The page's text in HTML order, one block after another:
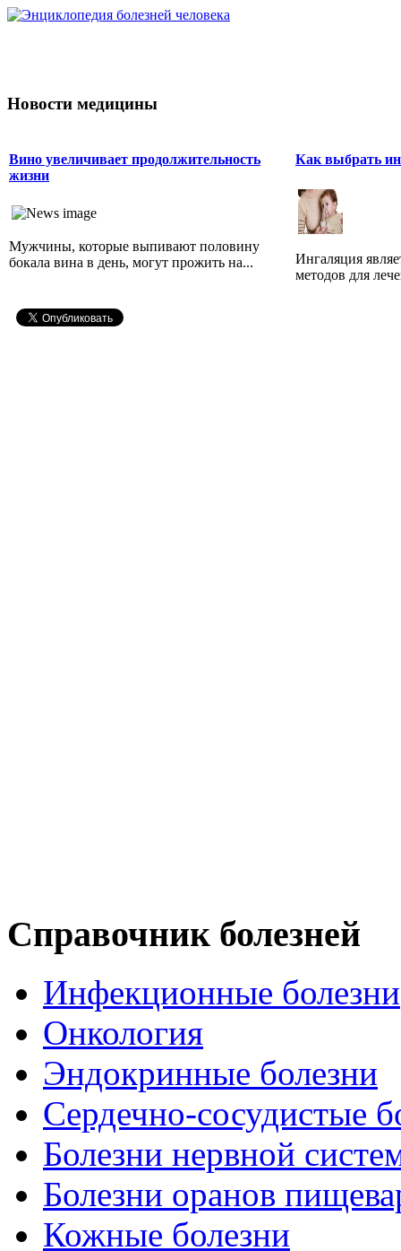
Новости медицины
Вино увеличивает продолжительность
жизни
Мужчины, которые выпивают половину
бокала вина в день, могут прожить на...
Как выбрать
Ингаляция
методов для
Справочник болезней
Инфекционные болезни
Онкология
Эндокринные болезни
Сердечно-сосудистые
Болезни нервной
Болезни оранов
Кожные болезни